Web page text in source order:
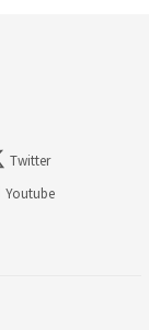
Twitter
Youtube